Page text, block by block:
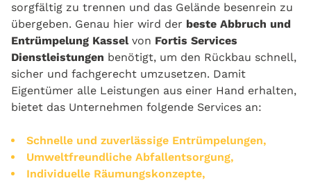
sorgfältig zu trennen und das Gelände besenrein zu
übergeben. Genau hier wird der beste Abbruch und
Entrümpelung Kasselvon Fortis Services
Dienstleistungen benötigt, um den Rückbau schnell,
sicher und fachgerecht umzusetzen. Damit
Eigentümer alle Leistungen aus einer Hand erhalten,
bietet das Unternehmen folgende Services an:
Schnelle und zuverlässige Entrümpelungen,
Umweltfreundliche Abfallentsorgung,
Individuelle Räumungskonzepte,